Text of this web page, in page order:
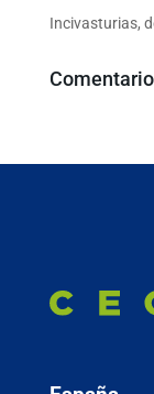
Incivasturias,